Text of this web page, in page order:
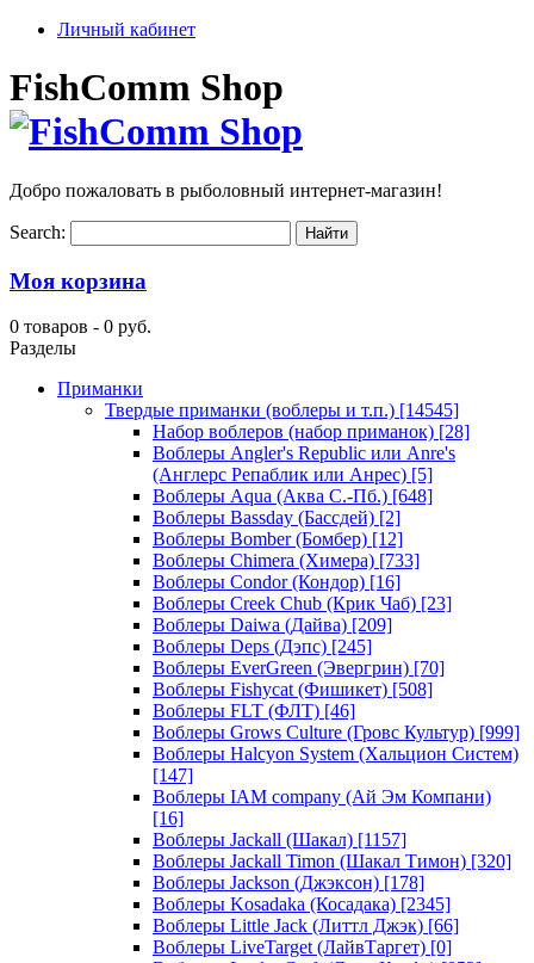
Личный кабинет
FishComm Shop
Добро пожаловать в рыболовный интернет-магазин!
Search:
Моя корзина
0 товаров - 0 руб.
Разделы
Приманки
Твердые приманки (воблеры и т.п.) [14545]
Набор воблеров (набор приманок) [28]
Воблеры Angler's Republic или Anre's
(Англерс Репаблик или Анрес) [5]
Воблеры Aqua (Аква С.-Пб.) [648]
Воблеры Bassday (Бассдей) [2]
Воблеры Bomber (Бомбер) [12]
Воблеры Chimera (Химера) [733]
Воблеры Condor (Кондор) [16]
Воблеры Creek Chub (Крик Чаб) [23]
Воблеры Daiwa (Дайва) [209]
Воблеры Deps (Дэпс) [245]
Воблеры EverGreen (Эвергрин) [70]
Воблеры Fishycat (Фишикет) [508]
Воблеры FLT (ФЛТ) [46]
Воблеры Grows Culture (Гровс Культур) [999]
Воблеры Halcyon System (Хальцион Систем)
[147]
Воблеры IAM company (Ай Эм Компани)
[16]
Воблеры Jackall (Шакал) [1157]
Воблеры Jackall Timon (Шакал Тимон) [320]
Воблеры Jackson (Джэксон) [178]
Воблеры Kosadaka (Косадака) [2345]
Воблеры Little Jack (Литтл Джэк) [66]
Воблеры LiveTarget (ЛайвТаргет) [0]